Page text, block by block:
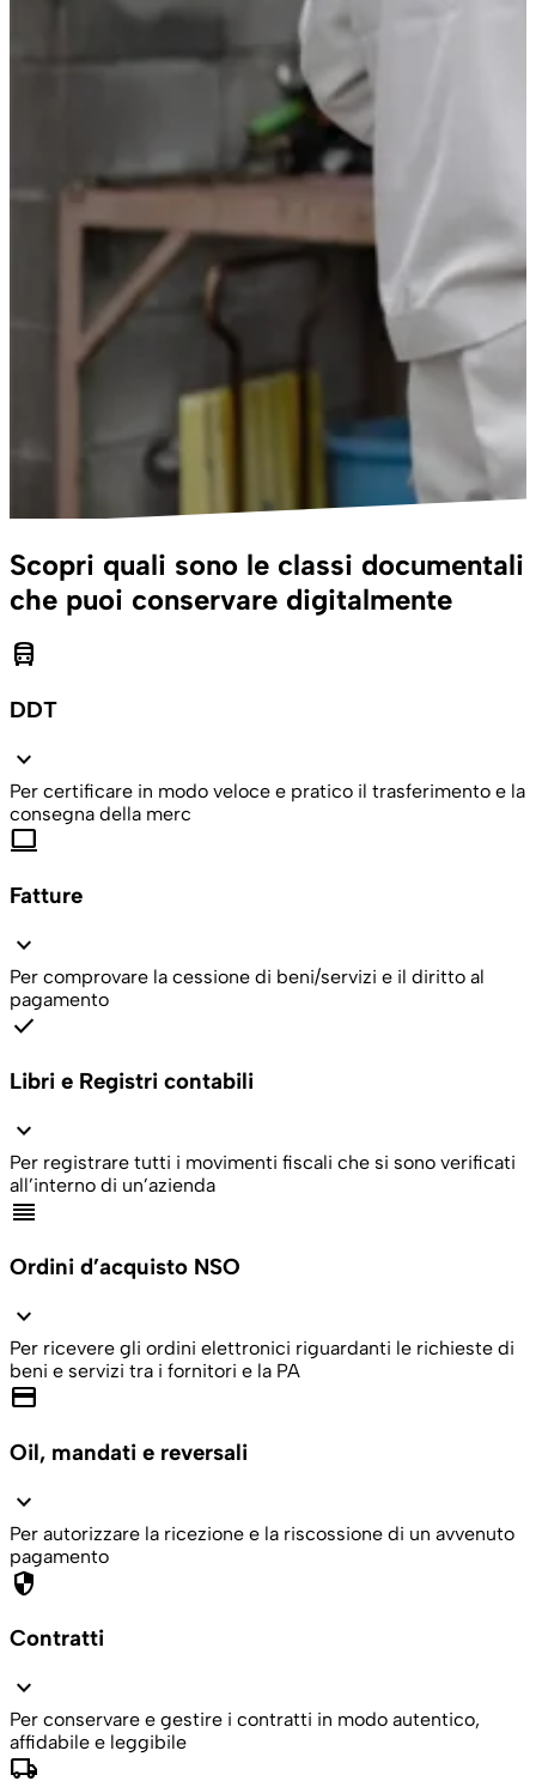
Scopri quali sono le classi documentali
che puoi conservare digitalmente
directions_bus
DDT
expand_more
Per certificare in modo veloce e pratico il trasferimento e la
consegna della merc
computer
Fatture
expand_more
Per comprovare la cessione di beni/servizi e il diritto al
pagamento
check
Libri e Registri contabili
expand_more
Per registrare tutti i movimenti fiscali che si sono verificati
all’interno di un’azienda
reorder
Ordini d’acquisto NSO
expand_more
Per ricevere gli ordini elettronici riguardanti le richieste di
beni e servizi tra i fornitori e la PA
credit_card
Oil, mandati e reversali
expand_more
Per autorizzare la ricezione e la riscossione di un avvenuto
pagamento
security
Contratti
expand_more
Per conservare e gestire i contratti in modo autentico,
affidabile e leggibile
local_shipping